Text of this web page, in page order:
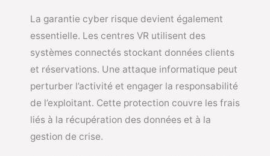
La garantie cyber risque devient également
essentielle. Les centres VR utilisent des
systèmes connectés stockant données clients
et réservations. Une attaque informatique peut
perturber l’activité et engager la responsabilité
de l’exploitant. Cette protection couvre les frais
liés à la récupération des données et à la
gestion de crise.